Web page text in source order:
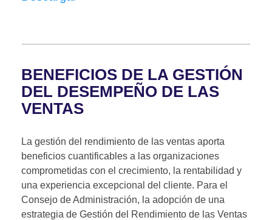
BENEFICIOS DE LA GESTIÓN
DEL DESEMPEÑO DE LAS
VENTAS
La gestión del rendimiento de las ventas aporta
beneficios cuantificables a las organizaciones
comprometidas con el crecimiento, la rentabilidad y
una experiencia excepcional del cliente. Para el
Consejo de Administración, la adopción de una
estrategia de Gestión del Rendimiento de las Ventas